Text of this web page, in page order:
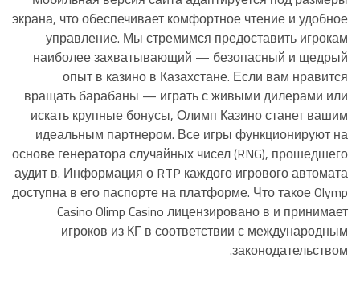
экрана, что обеспечивает комфортное чтение и удобное
управление. Мы стремимся предоставить игрокам
наиболее захватывающий — безопасный и щедрый
опыт в казино в Казахстане. Если вам нравится
вращать барабаны — играть с живыми дилерами или
искать крупные бонусы, Олимп Казино станет вашим
идеальным партнером. Все игры функционируют на
основе генератора случайных чисел (RNG), прошедшего
аудит в. Информация о RTP каждого игрового автомата
доступна в его паспорте на платформе. Что такое Olymp
Casino Olimp Casino лицензировано в и принимает
игроков из КГ в соответствии с международным
законодательством.